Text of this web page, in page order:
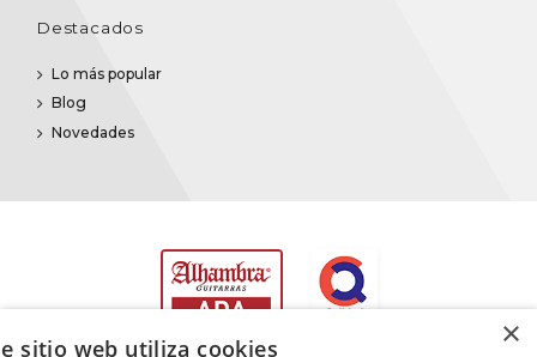
Destacados
Lo más popular
Blog
Novedades
×
sitio web utiliza cookies